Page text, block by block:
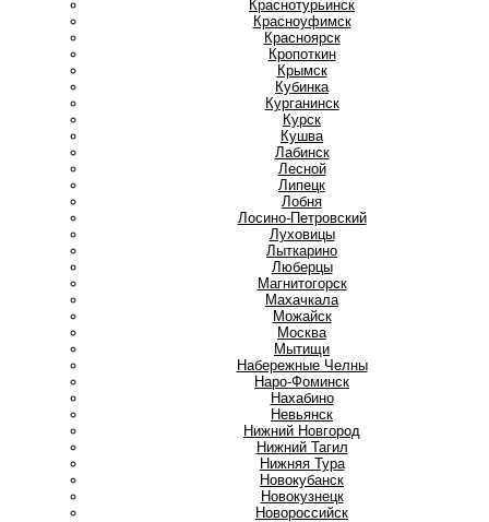
Краснотурьинск
Красноуфимск
Красноярск
Кропоткин
Крымск
Кубинка
Курганинск
Курск
Кушва
Лабинск
Лесной
Липецк
Лобня
Лосино-Петровский
Луховицы
Лыткарино
Люберцы
Магнитогорск
Махачкала
Можайск
Москва
Мытищи
Набережные Челны
Наро-Фоминск
Нахабино
Невьянск
Нижний Новгород
Нижний Тагил
Нижняя Тура
Новокубанск
Новокузнецк
Новороссийск